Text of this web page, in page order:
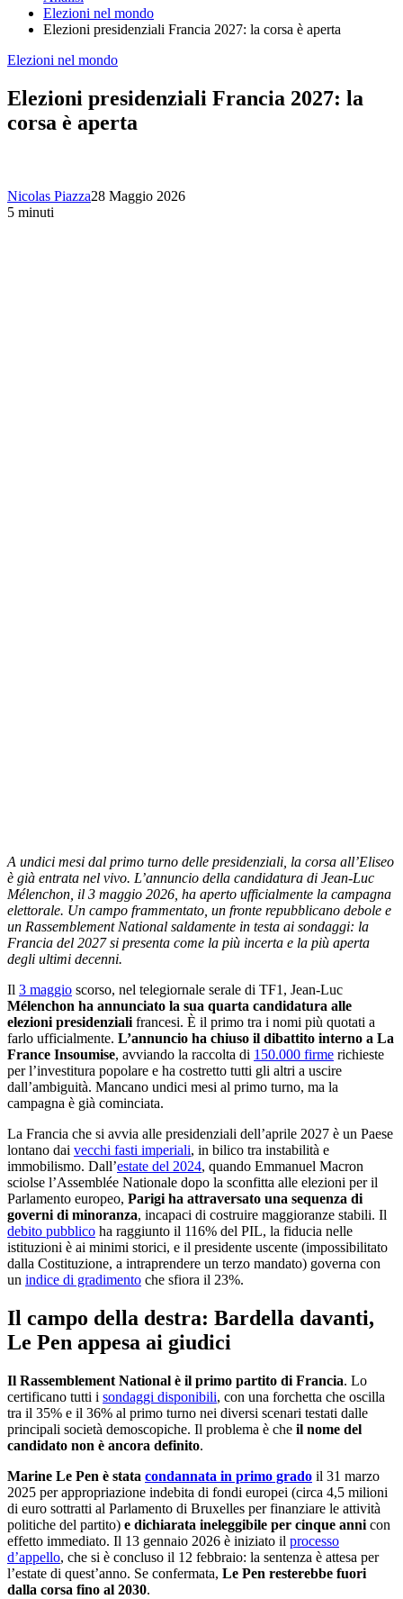
Elezioni nel mondo
Elezioni presidenziali Francia 2027: la corsa è aperta
Elezioni nel mondo
Elezioni presidenziali Francia 2027: la
corsa è aperta
Nicolas Piazza28 Maggio 2026
5 minuti
A undici mesi dal primo turno delle presidenziali, la corsa all’Eliseo
è già entrata nel vivo. L’annuncio della candidatura di Jean-Luc
Mélenchon, il 3 maggio 2026, ha aperto ufficialmente la campagna
elettorale. Un campo frammentato, un fronte repubblicano debole e
un Rassemblement National saldamente in testa ai sondaggi: la
Francia del 2027 si presenta come la più incerta e la più aperta
degli ultimi decenni.
Il 3 maggio scorso, nel telegiornale serale di TF1, Jean-Luc
Mélenchon ha annunciato la sua quarta candidatura alle
elezioni presidenziali francesi. È il primo tra i nomi più quotati a
farlo ufficialmente. L’annuncio ha chiuso il dibattito interno a La
France Insoumise, avviando la raccolta di 150.000 firme richieste
per l’investitura popolare e ha costretto tutti gli altri a uscire
dall’ambiguità. Mancano undici mesi al primo turno, ma la
campagna è già cominciata.
La Francia che si avvia alle presidenziali dell’aprile 2027 è un Paese
lontano dai vecchi fasti imperiali, in bilico tra instabilità e
immobilismo. Dall’estate del 2024, quando Emmanuel Macron
sciolse l’Assemblée Nationale dopo la sconfitta alle elezioni per il
Parlamento europeo, Parigi ha attraversato una sequenza di
governi di minoranza, incapaci di costruire maggioranze stabili. Il
debito pubblico ha raggiunto il 116% del PIL, la fiducia nelle
istituzioni è ai minimi storici, e il presidente uscente (impossibilitato
dalla Costituzione, a intraprendere un terzo mandato) governa con
un indice di gradimento che sfiora il 23%.
Il campo della destra: Bardella davanti,
Le Pen appesa ai giudici
Il Rassemblement National è il primo partito di Francia. Lo
certificano tutti i sondaggi disponibili, con una forchetta che oscilla
tra il 35% e il 36% al primo turno nei diversi scenari testati dalle
principali società demoscopiche. Il problema è che il nome del
candidato non è ancora definito.
Marine Le Pen è stata condannata in primo grado il 31 marzo
2025 per appropriazione indebita di fondi europei (circa 4,5 milioni
di euro sottratti al Parlamento di Bruxelles per finanziare le attività
politiche del partito) e dichiarata ineleggibile per cinque anni con
effetto immediato. Il 13 gennaio 2026 è iniziato il processo
d’appello, che si è concluso il 12 febbraio: la sentenza è attesa per
l’estate di quest’anno. Se confermata, Le Pen resterebbe fuori
dalla corsa fino al 2030.